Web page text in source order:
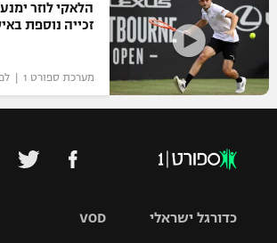
הלאקי לוזר
זכייה נוספת
מערכת ספורט 1 | לפני שנה 1
VOD כדורגל ישראלי